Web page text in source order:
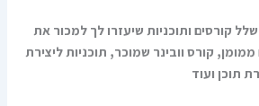
קורסים ותוכניות שיעזרו לך למכור את
קורס וובינר שמוכר, תוכניות ליצירת
תוכן ועוד